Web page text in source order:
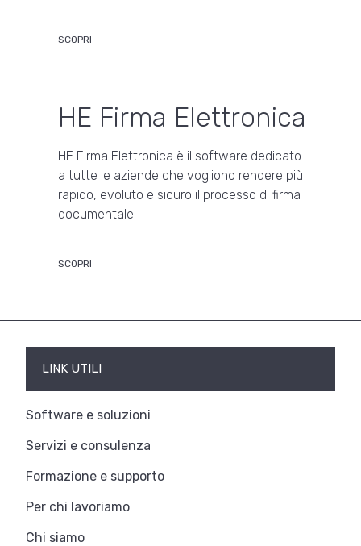
SCOPRI
HE Firma Elettronica
HE Firma Elettronica è il software dedicato
a tutte le aziende che vogliono rendere più
rapido, evoluto e sicuro il processo di firma
documentale.
SCOPRI
LINK UTILI
Software e soluzioni
Servizi e consulenza
Formazione e supporto
Per chi lavoriamo
Chi siamo